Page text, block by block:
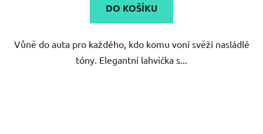
DO KOŠÍKU
Vůně do auta pro každého, kdo komu voní svěží nasládlé
tóny. Elegantní lahvička s...